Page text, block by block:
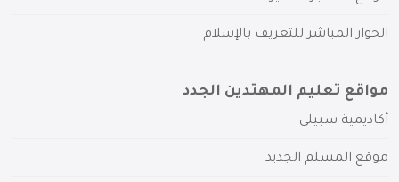
الحوار المباشر للتعريف بالإسلام
مواقع تعليم المهتدين الجدد
أكاديمية سبيلي
موقع المسلم الجديد